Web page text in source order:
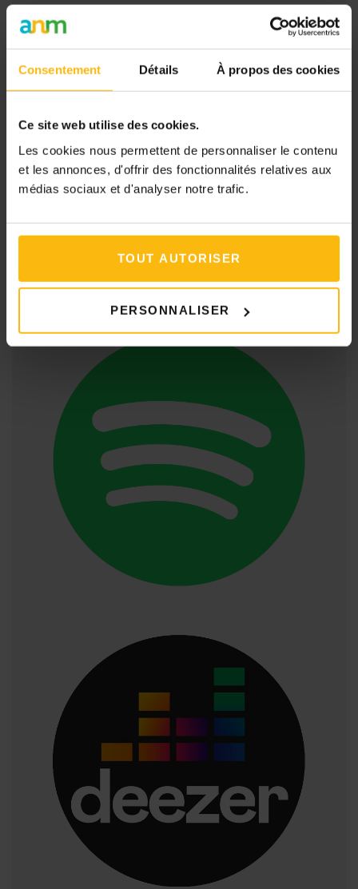
Consentement Détails À propos des cookies
Ce site web utilise des cookies.
Les cookies nous permettent de personnaliser le contenu
et les annonces, d'offrir des fonctionnalités relatives aux
médias sociaux et d'analyser notre trafic.
TOUT AUTORISER
PERSONNALISER